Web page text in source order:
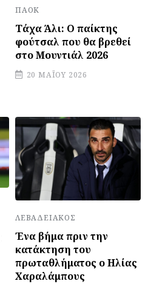
ΠΑΟΚ
Τάχα Άλι: Ο παίκτης
φούτσαλ που θα βρεθεί
στο Μουντιάλ 2026
20 ΜΑΪ́ΟΥ 2026
ΛΕΒΑΔΕΙΑΚΌΣ
Ένα βήμα πριν την
κατάκτηση του
πρωταθλήματος ο Ηλίας
Χαραλάμπους